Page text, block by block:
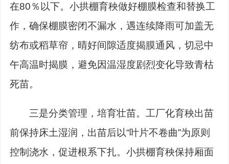
在80％以下。小拱棚育秧做好棚膜检查和替换工
作，确保棚膜密闭不漏水，遇连续降雨可加盖无
纺布或稻草帘，晴好间隙适度揭膜通风，切忌中
午高温时揭膜，避免因温湿度剧烈变化导致青枯
死苗。
三是分类管理，培育壮苗。工厂化育秧出苗
前保持床土湿润，出苗后以“叶片不卷曲”为原则
控制浇水，促进根系下扎。小拱棚育秧保持厢面